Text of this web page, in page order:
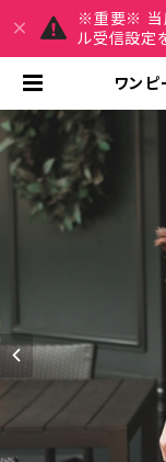
※重要※ 当
ル受信設定
ワン
スリー
無地
ィス
韓国
韓国
イトワ
アル
30代